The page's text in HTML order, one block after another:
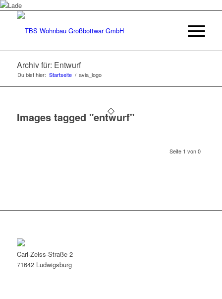
Archiv für: Entwurf
Du bist hier: Startseite / avia_logo
Images tagged "entwurf"
Seite 1 von 0
Carl-Zeiss-Straße 2
71642 Ludwigsburg